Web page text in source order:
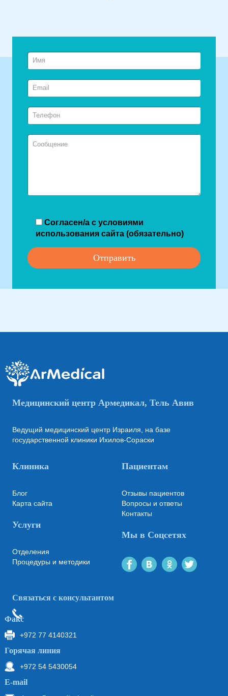
Согласен/а с условиями
использования сайта (обязательно)
Медицинский центр Армедикал, Тель Авив
Ведущий медицинский центр Израиля, на базе
государственной клиники Ихилов-Сораски
Клиника
Блог
Карта сайта
Услуги
Отделения
Процедуры и методики
Пациентам
Отзывы пациентов
Вопросы и ответы
Контакты
Мы в Соцсетях
Связаться с консультантом
Факс
+972 77 4140321
Горячая линия
+972 54 5430054
Е-mail